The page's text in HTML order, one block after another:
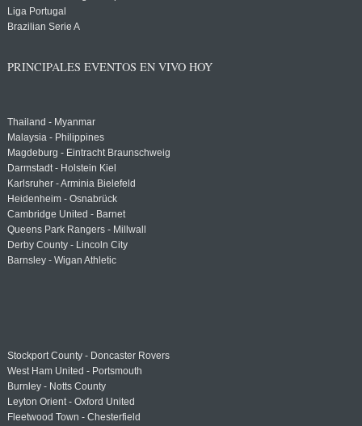
Liga Portugal
Brazilian Serie A
PRINCIPALES EVENTOS EN VIVO HOY
Thailand - Myanmar
Malaysia - Philippines
Magdeburg - Eintracht Braunschweig
Darmstadt - Holstein Kiel
Karlsruher - Arminia Bielefeld
Heidenheim - Osnabrück
Cambridge United - Barnet
Queens Park Rangers - Millwall
Derby County - Lincoln City
Barnsley - Wigan Athletic
Stockport County - Doncaster Rovers
West Ham United - Portsmouth
Burnley - Notts County
Leyton Orient - Oxford United
Fleetwood Town - Chesterfield